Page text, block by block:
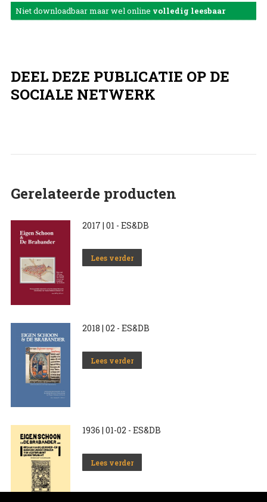
Niet downloadbaar maar wel online volledig leesbaar
DEEL DEZE PUBLICATIE OP DE
SOCIALE NETWERK
Gerelateerde producten
2017 | 01 - ES&DB
Lees verder
2018 | 02 - ES&DB
Lees verder
1936 | 01-02 - ES&DB
Lees verder